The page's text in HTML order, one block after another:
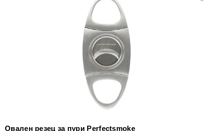
Овален резец за пури Perfectsmoke